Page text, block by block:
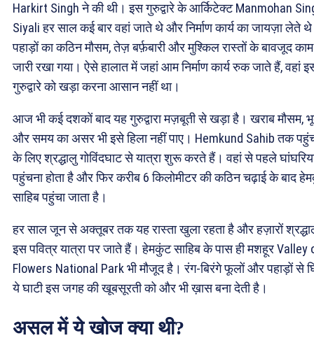
Harkirt Singh ने की थी। इस गुरुद्वारे के आर्किटेक्ट Manmohan
Siyali हर साल कई बार वहां जाते थे और निर्माण कार्य का जायज़ा लेते
पहाड़ों का कठिन मौसम, तेज़ बर्फ़बारी और मुश्किल रास्तों के बावजूद काम
जारी रखा गया। ऐसे हालात में जहां आम निर्माण कार्य रुक जाते हैं, वहां
गुरुद्वारे को खड़ा करना आसान नहीं था।
आज भी कई दशकों बाद यह गुरुद्वारा मज़बूती से खड़ा है। खराब मौसम,
और समय का असर भी इसे हिला नहीं पाए। Hemkund Sahib तक
के लिए श्रद्धालु गोविंदघाट से यात्रा शुरू करते हैं। वहां से पहले
पहुंचना होता है और फिर करीब 6 किलोमीटर की कठिन चढ़ाई के बाद
साहिब पहुंचा जाता है।
हर साल जून से अक्तूबर तक यह रास्ता खुला रहता है और हज़ारों
इस पवित्र यात्रा पर जाते हैं। हेमकुंट साहिब के पास ही मशहूर Valley
Flowers National Park भी मौजूद है। रंग-बिरंगे फूलों और पहाड़ों से
ये घाटी इस जगह की खूबसूरती को और भी ख़ास बना देती है।
असल में ये खोज क्या थी?